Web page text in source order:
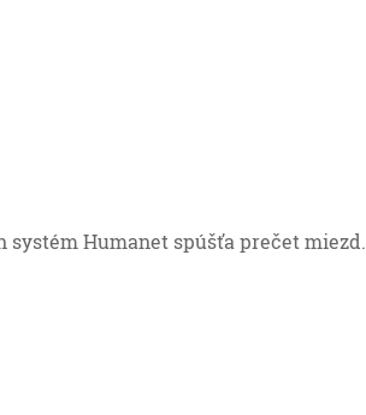
Humanet spúšťa prečet miezd.